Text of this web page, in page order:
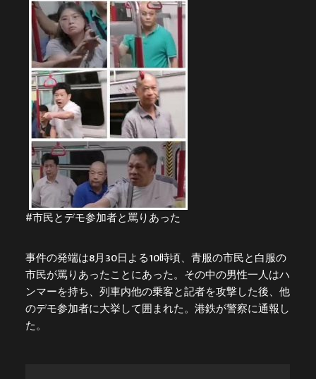
#市民とデモ参加者と罵りあった
事件の発端は8月30日よる10時頃、青服の市民と白服の
市民が罵りあったことにあった。その中の男性一人はハ
ンマーを持ち、列車内他の乗客と記者を攻撃した後、他
のデモ参加者に大挙して囲まれた。港鉄が警察に通報し
た。